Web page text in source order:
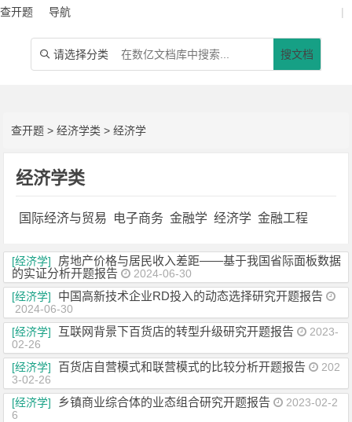
查开题 导航 |
 请选择分类 搜文档
查开题 >经济学类 >经济学
经济学类
国际经济与贸易 电子商务 金融学 经济学 金融工程
[经济学]
房地产价格与居民收入差距——基于我国省际面板数据
的实证分析开题报告
2024-06-30
[经济学]
中国高新技术企业RD投入的动态选择研究开题报告
2024-06-30
[经济学]
互联网背景下百货店的转型升级研究开题报告
2023-
02-26
[经济学]
百货店自营模式和联营模式的比较分析开题报告
202
3-02-26
[经济学]
乡镇商业综合体的业态组合研究开题报告
2023-02-2
6